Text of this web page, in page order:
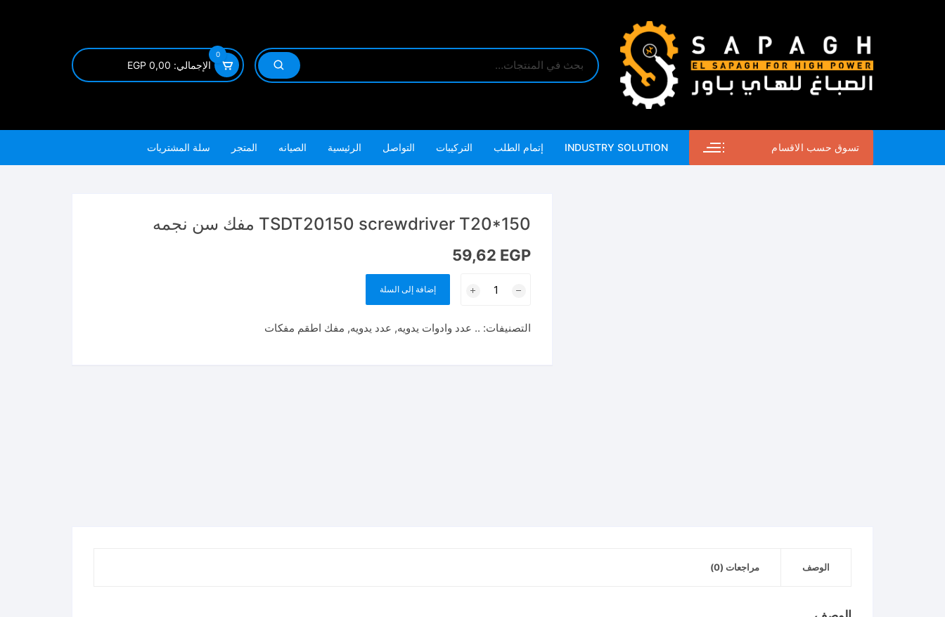
0
الإجمالي: 0,00
EGP
تسوق حسب الاقسام INDUSTRY SOLUTION إتمام الطلب التركيبات التواصل الرئيسية الصيانه المتجر سلة المشتريات
TSDT20150 screwdriver T20*150 مفك سن نجمه
59,62 EGP
TSDT20150
T20*150
إضافة إلى السلة
التصنيفات: .. عدد وادوات يدويه, عدد يدويه, مفك اطقم مفكات
الوصف مراجعات (0)